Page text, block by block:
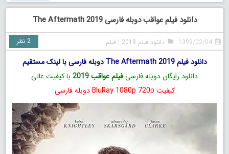
دانلود فیلم عواقب دوبله فارسی The Aftermath 2019
1399/02/04 دانلود فیلم 2019 |فیلم 2 نظر
دانلود فیلم The Aftermath 2019 دوبله فارسی با لینک مستقیم
دانلود رایگان دوبله فارسیفیلم عواقب 2019
با کیفیت عالی
کیفیت BluRay 1080p 720p دوبله فارسی